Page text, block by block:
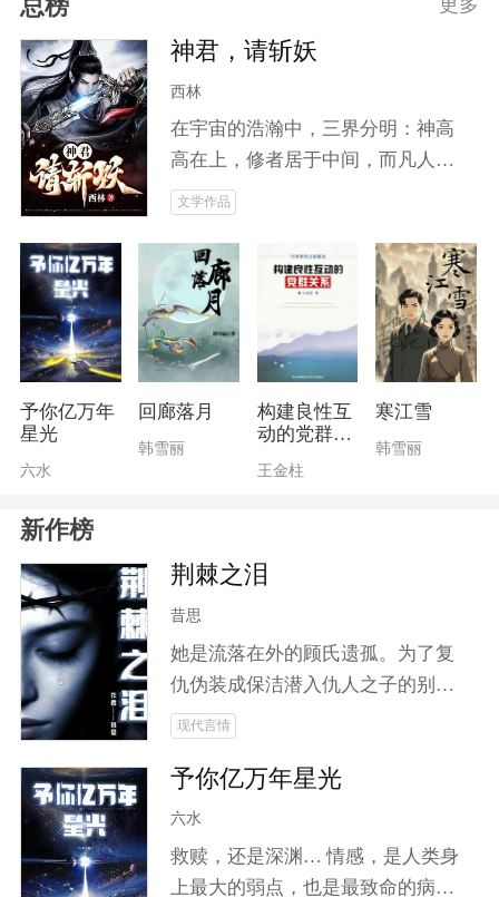
总榜 更多
神君，请斩妖
西林
在宇宙的浩瀚中，三界分明：神高
高在上，修者居于中间，而凡人却
被遗忘于尘世。随着妖道的崛起，
血雨。城主之子云笙，本是无名之
辈，却因神魂附体而开启了修仙之
旅。他将如何面对人鬼之间错综复
杂的关系？当妖魔肆虐、邪修作
乱，为求长生不惜血祭无辜时，云
笙将踏上斩妖除邪之路。在这条险
恶之路上，他不仅要放下世俗羁
绊，更要面对情感与理智之间的抉
同揭开这场关于信念与剑道、爱恨
文学作品
予你亿万年
星光
六水
回廊落月
韩雪丽
构建良性互
动的党群关
王金柱
寒江雪
韩雪丽
新作榜
荆棘之泪
昔思
她是流落在外的顾氏遗孤。为了复
仇伪装成保洁潜入仇人之子的别
墅。他是被铁血教育下的继承人，
光正是来索命的债。在寻找真相的
过程中，两个人产生了感情上的变
把她护在身后，为她挡枪，挡刀，
现代言情
予你亿万年星光
六水
救赎，还是深渊… 情感，是人类身
上最大的弱点，也是最致命的病